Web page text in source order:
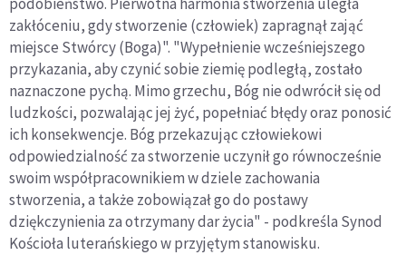
zakłóceniu, gdy stworzenie (człowiek) zapragnął zająć
miejsce Stwórcy (Boga)". "Wypełnienie wcześniejszego
przykazania, aby czynić sobie ziemię podległą, zostało
naznaczone pychą. Mimo grzechu, Bóg nie odwrócił się od
ludzkości, pozwalając jej żyć, popełniać błędy oraz ponosić
ich konsekwencje. Bóg przekazując człowiekowi
odpowiedzialność za stworzenie uczynił go równocześnie
swoim współpracownikiem w dziele zachowania
stworzenia, a także zobowiązał go do postawy
dziękczynienia za otrzymany dar życia" - podkreśla Synod
Kościoła luterańskiego w przyjętym stanowisku.